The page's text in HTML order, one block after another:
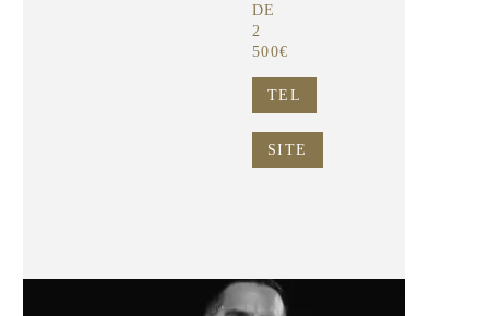
DE
2
500€
TEL
SITE